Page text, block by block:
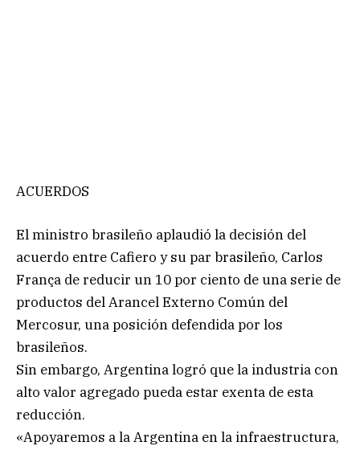
ACUERDOS
El ministro brasileño aplaudió la decisión del
acuerdo entre Cafiero y su par brasileño, Carlos
França de reducir un 10 por ciento de una serie de
productos del Arancel Externo Común del
Mercosur, una posición defendida por los
brasileños.
Sin embargo, Argentina logró que la industria con
alto valor agregado pueda estar exenta de esta
reducción.
«Apoyaremos a la Argentina en la infraestructura,